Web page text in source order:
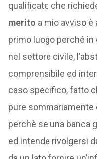
qualificate che
merito a mio avviso è
primo luogo perché
nel settore civile,
comprensibile ed
caso specifico, fatto
pure sommariamente
perchè se una banca
ed intende rivolgersi